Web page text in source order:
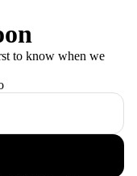
to know when we